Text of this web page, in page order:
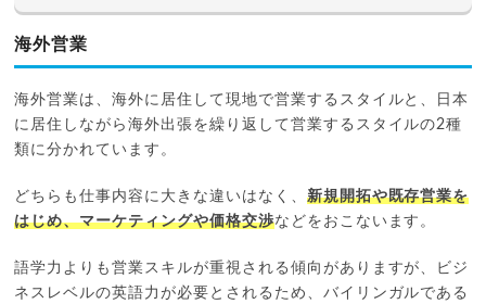
海外営業
海外営業は、海外に居住して現地で営業するスタイルと、日本
に居住しながら海外出張を繰り返して営業するスタイルの2種
類に分かれています。
どちらも仕事内容に大きな違いはなく、 新規開拓や既存営業を
はじめ、マーケティングや価格交渉などをおこないます。
語学力よりも営業スキルが重視される傾向がありますが、ビジ
ネスレベルの英語力が必要とされるため、バイリンガルである